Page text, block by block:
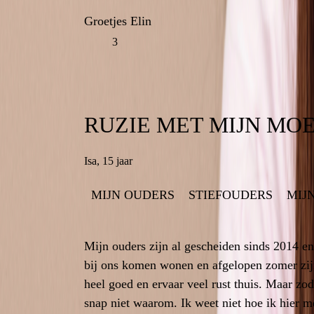
Groetjes Elin
3
Groetjes
3
09-01-
RUZIE MET MIJN
Isa, 15 jaar
MIJN OUDERS STIEFOUDERS
Mijn ouders zijn al gescheiden sinds 2014
bij ons komen wonen en afgelopen zomer
heel goed en ervaar veel rust thuis. Maar
snap niet waarom. Ik weet niet hoe ik hier
STEUN
RUZIE
(GEEN) CONTACT
Mijn ouders zijn al gescheiden sinds
bij ons komen wonen en afgelopen
heel goed en ervaar veel rust thuis.
snap niet waarom. Ik